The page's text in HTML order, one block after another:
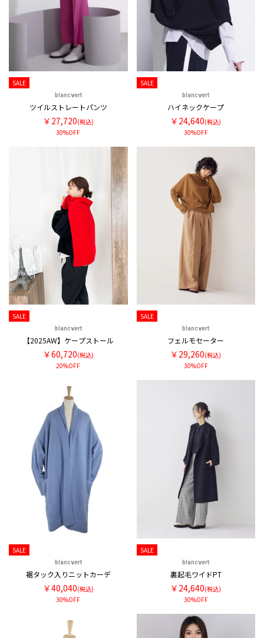
SALE
blancvert
ツイルストレートパンツ
￥27,720(税込)
30%OFF
SALE
blancvert
ハイネックケープ
￥24,640(税込)
30%OFF
SALE
blancvert
【2025AW】ケープストール
￥60,720(税込)
20%OFF
SALE
blancvert
フェルモセーター
￥29,260(税込)
30%OFF
SALE
blancvert
裾タック入りニットカーデ
￥40,040(税込)
30%OFF
SALE
blancvert
裏起毛ワイドPT
￥24,640(税込)
30%OFF